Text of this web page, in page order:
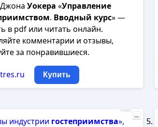
Уокера «Управление
. Вводный курс» —
в pdf или читать онлайн.
комментарии и отзывы,
за понравившиеся.
Купить
индустрии гостеприимства»,
Реклама
...